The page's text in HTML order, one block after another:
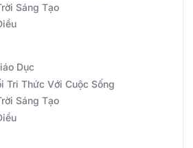
Sáng Tạo
Dục
Tri Thức Với Cuộc Sống
Sáng Tạo